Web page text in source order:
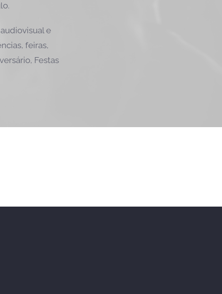
e
feiras,
Festas